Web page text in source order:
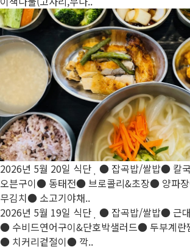
2026년 5월 20일 식단 ● 잡곡밥/쌀밥● 칼
오븐구이● 동태전● 브로콜리&초장● 양파
무김치● 소고기야채..
2026년 5월 19일 식단 ● 잡곡밥/쌀밥● 근
● 수비드연어구이&단호박샐러드● 두부계
● 치커리겉절이● 깍..